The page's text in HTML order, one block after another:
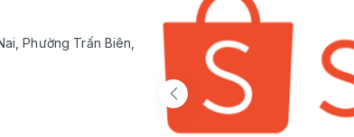
Phường Trấn Biên,